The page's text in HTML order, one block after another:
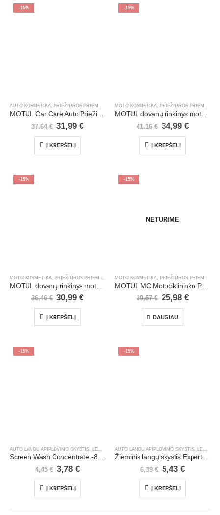
-15%
AUTO KOSMETIKA, PRIEŽIŪROS PRIEMONĖS LENGVIEJI AUTOMOBILIAI, PROMO RINKINIAI
MOTUL Car Care Auto Priežiūros Rinkinys
37,64€ 31,99 €
Į KREPŠELĮ
-15%
MOTO KOSMETIKA, PRIEŽIŪROS PRIEMONĖS
MOTUL dovanų rinkinys motociklistams Mc1
41,16€ 34,99 €
Į KREPŠELĮ
-15%
MOTOCIKLAI, ATV/UTV, PROMO RINKINIAI
MOTUL dovanų rinkinys motociklistams Mc2
36,46€ 30,99 €
Į KREPŠELĮ
-15%
NETURIME
MOTUL MC Motociklininko Priežiūros Dovanų Rinkinys 6099
30,57€ 25,98 €
DAUGIAU
-15%
AUTO LANGŲ APIPLOVIMO SKYSTIS, LENGVIEJI AUTOMOBILIAI , ŽIEMOS SEZONO PREKĖS
Screen Wash Concentrate -80 C | 1 l [.]
4,45€ 3,78 €
Į KREPŠELĮ
-15%
AUTO LANGŲ APIPLOVIMO SKYSTIS, LENGVIEJI AUTOMOBILIAI
Žieminis langų skystis Expert -25C | 5 l (PET)
6,39€ 5,43 €
Į KREPŠELĮ